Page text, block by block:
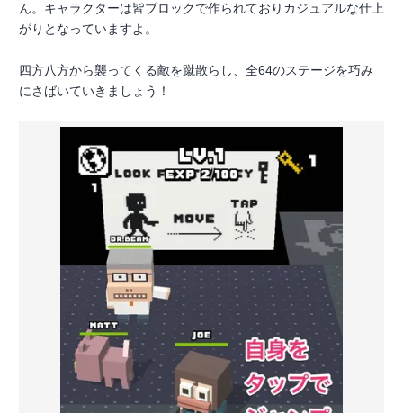
ん。キャラクターは皆ブロックで作られておりカジュアルな仕上
がりとなっていますよ。
四方八方から襲ってくる敵を蹴散らし、全64のステージを巧み
にさばいていきましょう！